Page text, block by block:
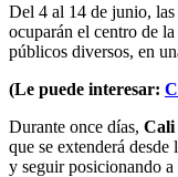
Del 4 al 14 de junio, las
ocuparán el centro de
públicos diversos, en
(Le puede interesar:
Durante once días, Cali
que se extenderá
y seguir posicionando